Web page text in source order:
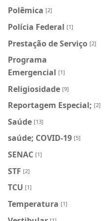
Polêmica [2]
Polícia Federal [1]
Prestação de Serviço [2]
Programa
Emergencial [1]
Religiosidade [9]
Reportagem Especial; [2]
Saúde [13]
saúde; COVID-19 [5]
SENAC [1]
STF [2]
TCU [1]
Temperatura [1]